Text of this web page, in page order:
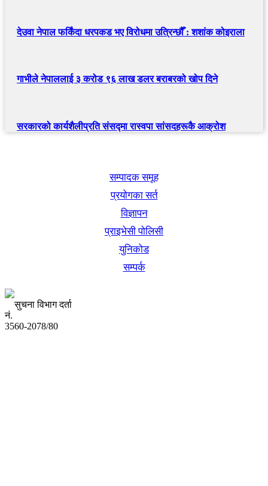
देउवा नेपाल फर्किंदा धरपकड भए विरोधमा उत्रिन्छौँ : शशांक कोइराला
गाभीले नेपाललाई ३ करोड ९६ लाख डलर बराबरको खोप दिने
सरकारको कार्यशैलीप्रति संसद्‍मा रास्वपा सांसदहरूकै आक्रोश
सम्पादक समूह
प्रयोगका सर्त
विज्ञापन
प्राइभेसी पोलिसी
युनिकोड
सम्पर्क
सुचना विभाग दर्ता
नं.
3560-2078/80